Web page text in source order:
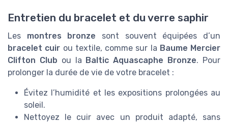
Entretien du bracelet et du verre saphir
Les montres bronze sont souvent équipées d’un
bracelet cuir ou textile, comme sur la Baume Mercier
Clifton Club ou la Baltic Aquascaphe Bronze. Pour
prolonger la durée de vie de votre bracelet :
Évitez l’humidité et les expositions prolongées au
soleil.
Nettoyez le cuir avec un produit adapté, sans